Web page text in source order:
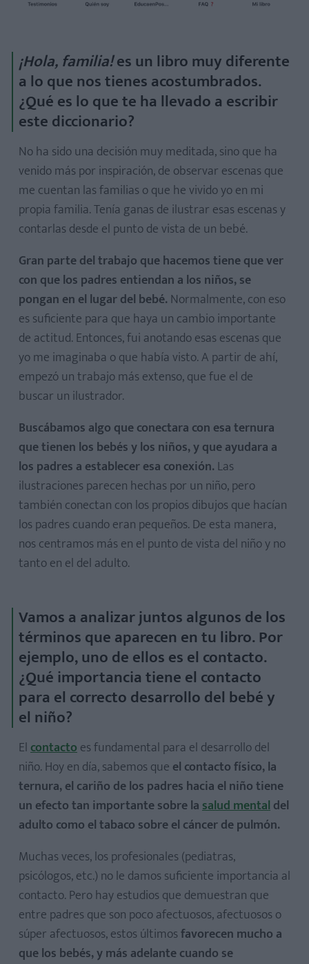
¡Hola, familia!es un libro muy diferente
a lo que nos tienes acostumbrados.
¿Qué es lo que te ha llevado a escribir
este diccionario?
No ha sido una decisión muy meditada, sino que ha
venido más por inspiración, de observar escenas que
me cuentan las familias o que he vivido yo en mi
propia familia. Tenía ganas de ilustrar esas escenas y
contarlas desde el punto de vista de un bebé.
Gran parte del trabajo que hacemos tiene que ver
con que los padres entiendan a los niños, se
pongan en el lugar del bebé. Normalmente, con eso
es suficiente para que haya un cambio importante
de actitud. Entonces, fui anotando esas escenas que
yo me imaginaba o que había visto. A partir de ahí,
empezó un trabajo más extenso, que fue el de
buscar un ilustrador.
Buscábamos algo que conectara con esa ternura
que tienen los bebés y los niños, y que ayudara a
los padres a establecer esa conexión. Las
ilustraciones parecen hechas por un niño, pero
también conectan con los propios dibujos que hacían
los padres cuando eran pequeños. De esta manera,
nos centramos más en el punto de vista del niño y no
tanto en el del adulto.
Vamos a analizar juntos algunos de los
términos que aparecen en tu libro. Por
ejemplo, uno de ellos es el contacto.
¿Qué importancia tiene el contacto
para el correcto desarrollo del bebé y
el niño?
Elcontactoes fundamental para el desarrollo del
niño. Hoy en día, sabemos que el contacto físico, la
ternura, el cariño de los padres hacia el niño tiene
un efecto tan importante sobre lasalud mentaldel
adulto como el tabaco sobre el cáncer de pulmón.
Muchas veces, los profesionales (pediatras,
psicólogos, etc.) no le damos suficiente importancia al
contacto. Pero hay estudios que demuestran que
entre padres que son poco afectuosos, afectuosos o
súper afectuosos, estos últimosfavorecen mucho a
que los bebés, y más adelante cuando se